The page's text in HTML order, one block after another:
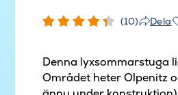
(10) Dela
Denna lyxsommarstuga
Området heter Olpenitz